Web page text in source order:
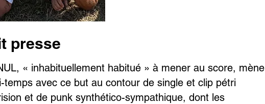
presse
« inhabituellement habitué » à mener au score, mène
temps avec ce but au contour de single et clip pétri
et de punk synthético-sympathique, dont les